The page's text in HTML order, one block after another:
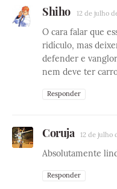
Shiho 12 de julho
O cara falar que
ridículo, mas
defender e
nem deve ter
Responder
Coruja 12 de julho
Absolutamente
Responder